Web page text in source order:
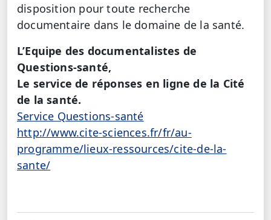
disposition pour toute recherche
documentaire dans le domaine de la santé.
L’Equipe des documentalistes de
Questions-santé,
Le service de réponses en ligne de la Cité
de la santé.
Service Questions-santé
http://www.cite-sciences.fr/fr/au-
programme/lieux-ressources/cite-de-la-
sante/